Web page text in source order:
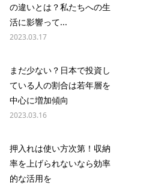
の違いとは？私たちへの生
活に影響って...
2023.03.17
まだ少ない？日本で投資し
ている人の割合は若年層を
中心に増加傾向
2023.03.16
押入れは使い方次第！収納
率を上げられないなら効率
的な活用を